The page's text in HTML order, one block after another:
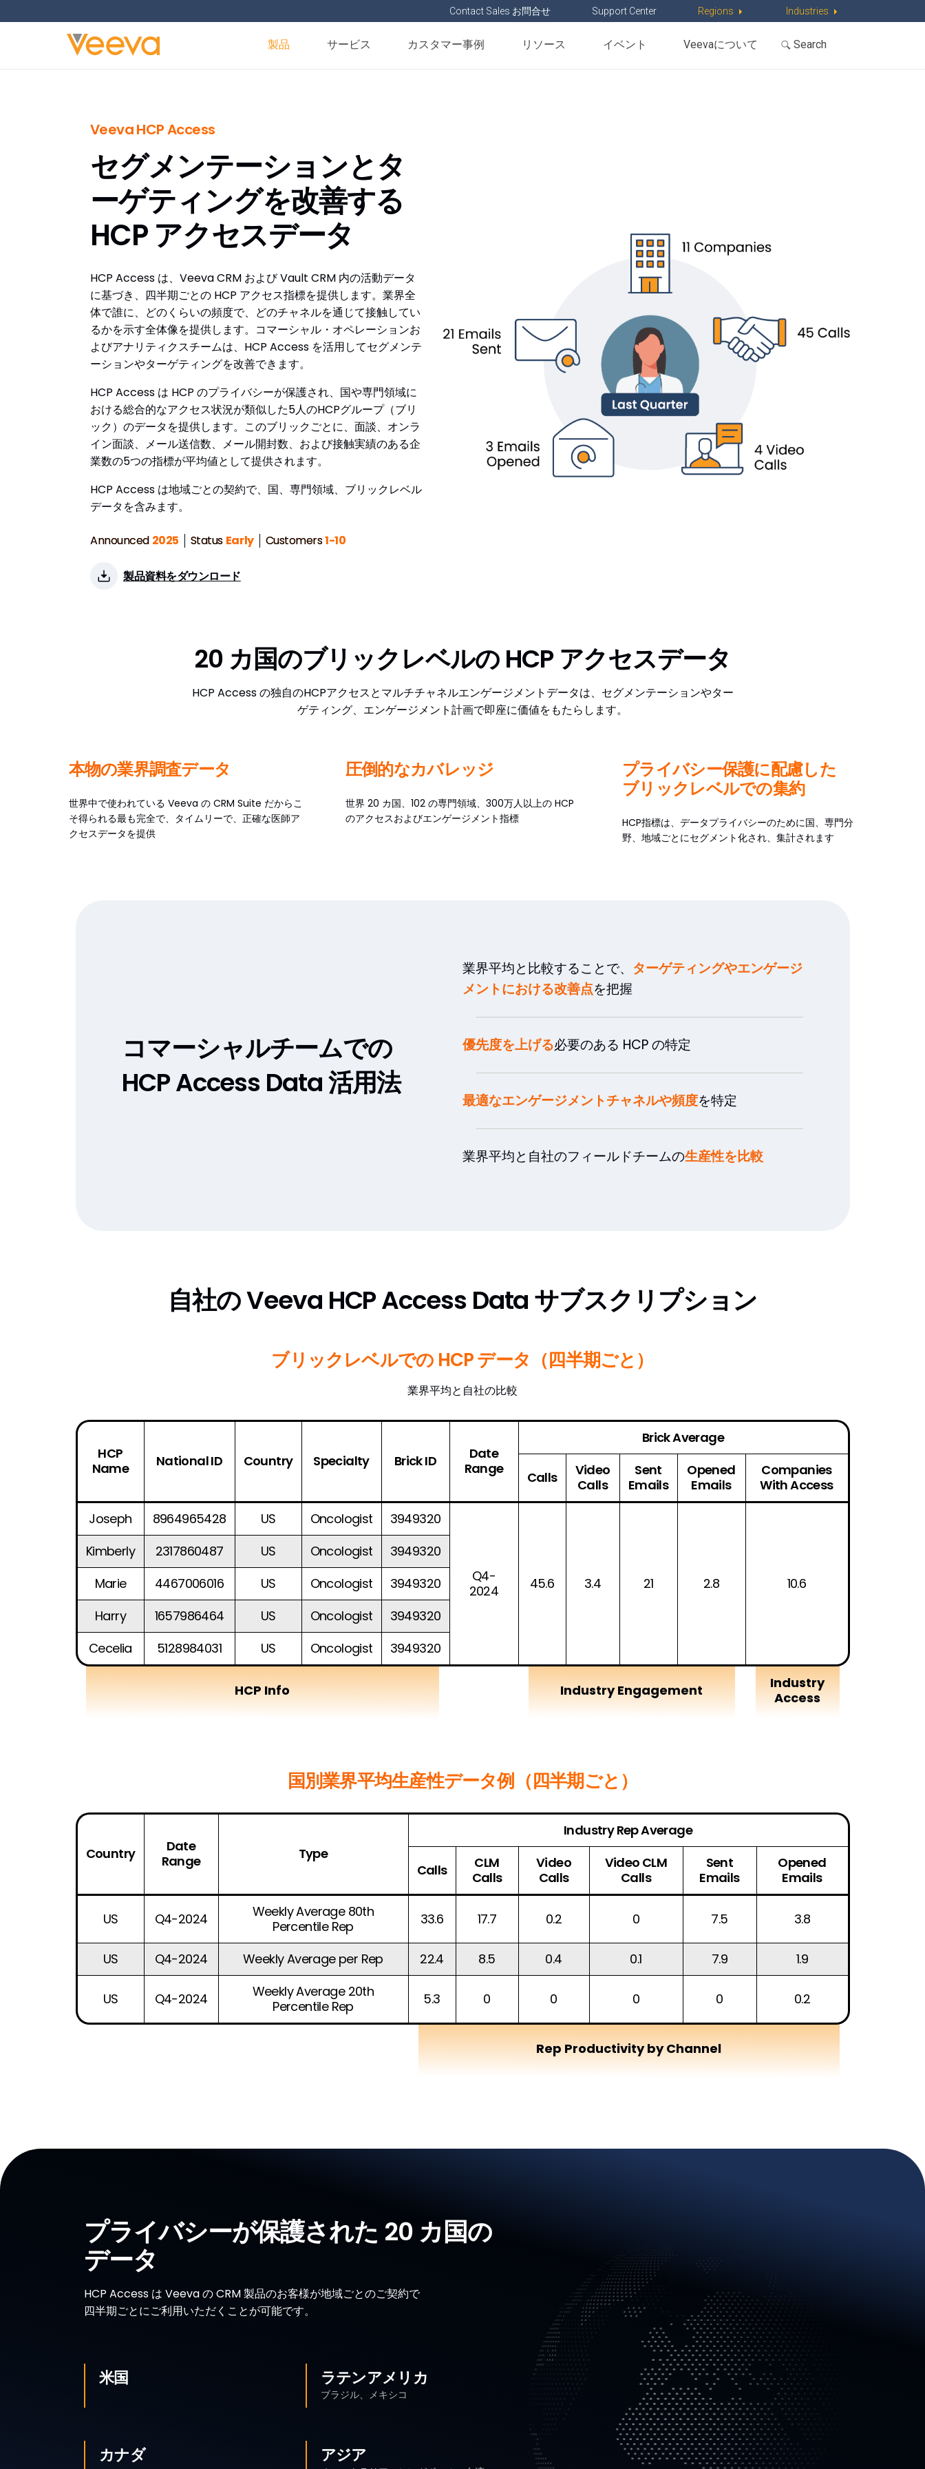
Contact Sales お問合せ Support Center Regions Industries
製品 サービス カスタマー事例 リソース イベント Veevaについて
Veeva HCP Access
セグメンテーションとタ
ーゲティングを改善する
HCP アクセスデータ
HCP Access は、Veeva CRM および Vault CRM 内の活動データ
に基づき、四半期ごとの HCP アクセス指標を提供します。業界全
体で誰に、どのくらいの頻度で、どのチャネルを通じて接触してい
るかを示す全体像を提供します。コマーシャル・オペレーションお
よびアナリティクスチームは、HCP Access を活用してセグメンテ
ーションやターゲティングを改善できます。
HCP Access は HCP のプライバシーが保護され、国や専門領域に
おける総合的なアクセス状況が類似した5人のHCPグループ（ブリ
ック）のデータを提供します。このブリックごとに、面談、オンラ
イン面談、メール送信数、メール開封数、および接触実績のある企
業数の5つの指標が平均値として提供されます。
HCP Access は地域ごとの契約で、国、専門領域、ブリックレベル
データを含みます。
Announced 2025 Status Early Customers1-10
製品資料をダウンロード
20 カ国のブリックレベルの HCP アクセスデータ
HCP Access の独自のHCPアクセスとマルチチャネルエンゲージメントデータは、セグメンテーションやター
ゲティング、エンゲージメント計画で即座に価値をもたらします。
本物の業界調査データ
世界中で使われている Veeva の CRM Suite だからこ
そ得られる最も完全で、タイムリーで、正確な医師ア
クセスデータを提供
圧倒的なカバレッジ
世界 20 カ国、102 の専門領域、300万人以上の HCP
のアクセスおよびエンゲージメント指標
プライバシー保護に配慮した
ブリックレベルでの集約
HCP指標は、データプライバシーのために国、専門分
野、地域ごとにセグメント化され、集計されます
コマーシャルチームでの
HCP Access Data 活用法
業界平均と比較することで、 ターゲティングやエンゲージ
メントにおける改善点を把握
優先度を上げる必要のある HCP の特定
最適なエンゲージメントチャネルや頻度を特定
業界平均と自社のフィールドチームの生産性を比較
自社の Veeva HCP Access Data サブスクリプション
ブリックレベルでの HCP データ（四半期ごと）
業界平均と自社の比較
HCP
Name
National ID Country Specialty Brick ID
Date
Range
Brick Average
Calls
Video
Calls
Sent
Emails
Opened
Emails
Companies
With Access
Joseph
8964965428 US Oncologist 3949320
Q4-
2024
45.6 3.4 21 2.8 10.6
Kimberly 2317860487 US Oncologist
3949320
Marie
4467006016 US Oncologist
3949320
Harry
1657986464 US Oncologist
3949320
Cecelia
5128984031 US Oncologist 3949320
HCP Info Industry Engagement
Industry
Access
国別業界平均生産性データ例（四半期ごと）
Country
Date
Range
Type
Industry Rep Average
Calls
CLM
Calls
Video
Calls
Video CLM
Calls
Sent
Emails
Opened
Emails
US Q4-2024
Weekly Average 80th
Percentile Rep
33.6 17.7 0.2 0 7.5 3.8
US Q4-2024 Weekly Average per Rep 22.4 8.5 0.4 0.1 7.9 1.9
US Q4-2024
Weekly Average 20th
Percentile Rep
5.3 0 0 0 0 0.2
Rep Productivity by Channel
プライバシーが保護された 20 カ国の
データ
HCP Access は Veeva の CRM 製品のお客様が地域ごとのご契約で
四半期ごとにご利用いただくことが可能です。
米国 ラテンアメリカ
ブラジル、メキシコ
カナダ アジア